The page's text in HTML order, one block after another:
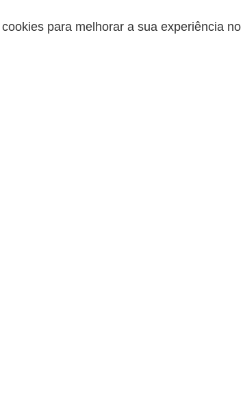
para melhorar a sua experiência